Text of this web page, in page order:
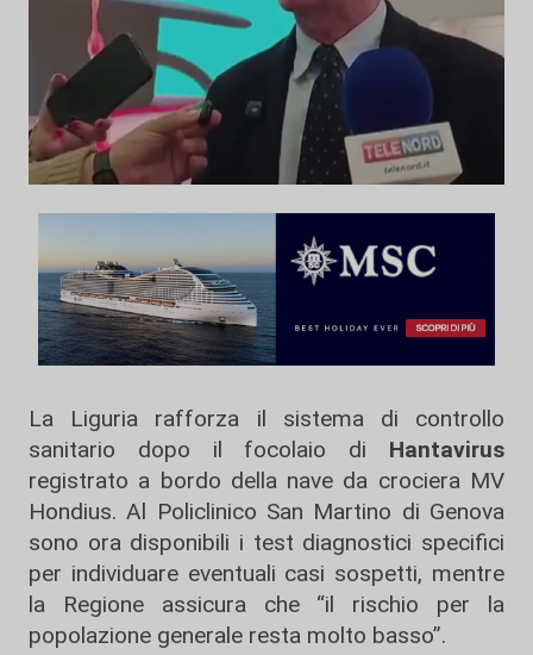
La Liguria rafforza il sistema di controllo
sanitario dopo il focolaio di Hantavirus
registrato a bordo della nave da crociera MV
Hondius. Al Policlinico San Martino di Genova
sono ora disponibili i test diagnostici specifici
per individuare eventuali casi sospetti, mentre
la Regione assicura che “il rischio per la
popolazione generale resta molto basso”.